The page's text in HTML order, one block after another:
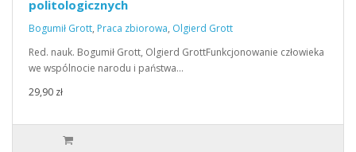
politologicznych
Bogumił Grott, Praca zbiorowa, Olgierd Grott
Red. nauk. Bogumił Grott, Olgierd GrottFunkcjonowanie człowieka
we wspólnocie narodu i państwa…
29,90 zł